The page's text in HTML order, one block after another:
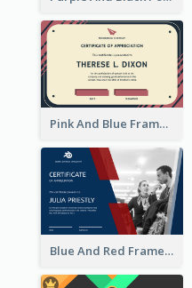
Pink And Blue Frame Company Certificate
Blue And Red Frame With Photo Certificate